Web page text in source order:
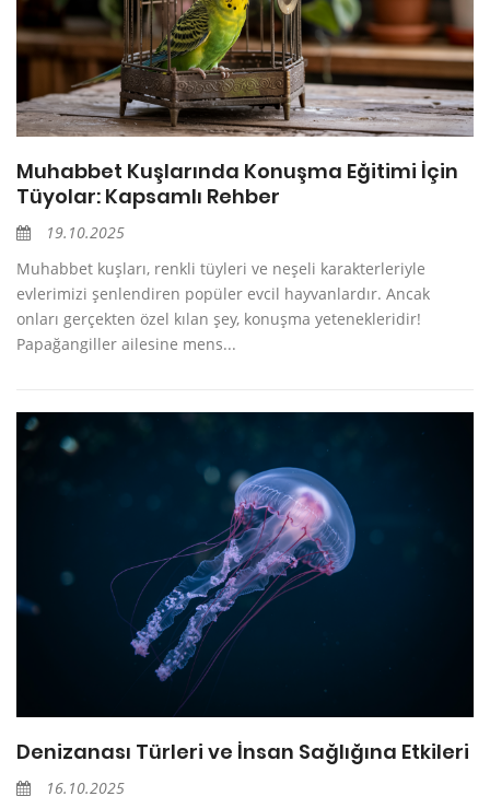
Muhabbet Kuşlarında Konuşma Eğitimi İçin
Tüyolar: Kapsamlı Rehber
19.10.2025
Muhabbet kuşları, renkli tüyleri ve neşeli karakterleriyle
evlerimizi şenlendiren popüler evcil hayvanlardır. Ancak
onları gerçekten özel kılan şey, konuşma yetenekleridir!
Papağangiller ailesine mens...
Denizanası Türleri ve İnsan Sağlığına Etkileri
16.10.2025